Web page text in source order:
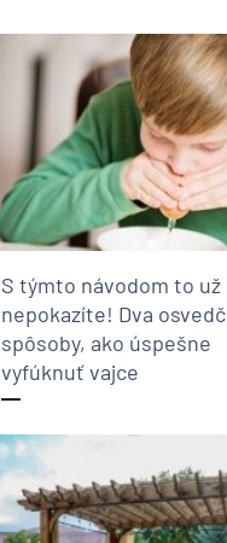
S týmto návodom to už
nepokazíte! Dva
spôsoby, ako úspešne
vyfúknuť vajce